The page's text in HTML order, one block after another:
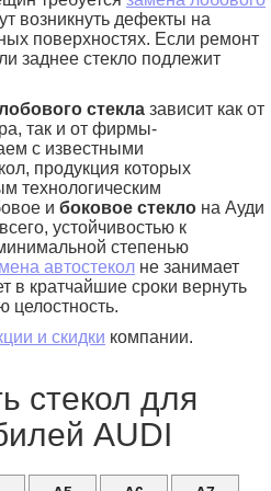
возникнуть дефекты на
поверхностях. Если ремонт
заднее стекло подлежит
стекла зависит как от
так и от фирмы-
с известными
продукция которых
технологическим
и боковое стекло на Ауди
устойчивостью к
степенью
автостекол не занимает
в кратчайшие сроки вернуть
и скидки компании.
стекол для
AUDI